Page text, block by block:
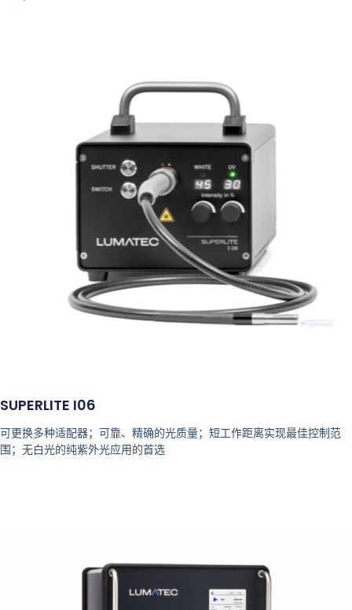
SUPERLITE I06
可更换多种适配器；可靠、精确的光质量；短工作距离实现最佳控制范
围；无白光的纯紫外光应用的首选